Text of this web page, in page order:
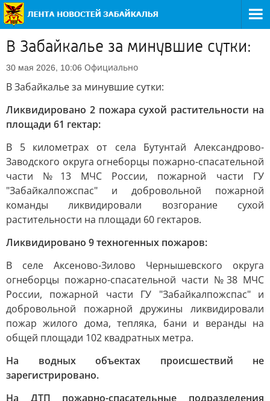
В Забайкалье за минувшие сутки:
30 мая 2026, 10:06 Официально
В Забайкалье за минувшие сутки:
Ликвидировано 2 пожара сухой растительности на
площади 61 гектар:
В 5 километрах от села Бутунтай Александрово-
Заводского округа огнеборцы пожарно-спасательной
части №13 МЧС России, пожарной части ГУ
"Забайкалпожспас" и добровольной пожарной
команды ликвидировали возгорание сухой
растительности на площади 60 гектаров.
Ликвидировано 9 техногенных пожаров:
В селе Аксеново-Зилово Чернышевского округа
огнеборцы пожарно-спасательной части №38 МЧС
России, пожарной части ГУ "Забайкалпожспас" и
добровольной пожарной дружины ликвидировали
пожар жилого дома, тепляка, бани и веранды на
общей площади 102 квадратных метра.
На водных объектах происшествий не
зарегистрировано.
На ДТП пожарно-спасательные подразделения